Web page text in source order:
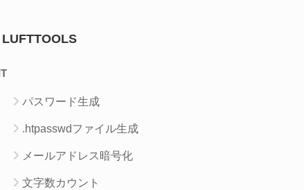
LUFTTOOLS
IT
パスワード生成
.htpasswdファイル生成
メールアドレス暗号化
文字数カウント